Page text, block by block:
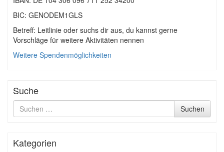
BIC: GENODEM1GLS
Betreff: Leitlinie oder suchs dir aus, du kannst gerne
Vorschläge für weitere Aktivitäten nennen
Weitere Spendenmöglichkeiten
Suche
Suche
nach
Suchen
Kategorien